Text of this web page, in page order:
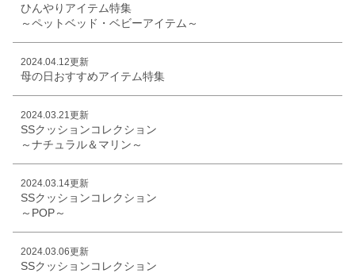
ひんやりアイテム特集
～ペットベッド・ベビーアイテム～
2024.04.12更新
母の日おすすめアイテム特集
2024.03.21更新
SSクッションコレクション
～ナチュラル＆マリン～
2024.03.14更新
SSクッションコレクション
～POP～
2024.03.06更新
SSクッションコレクション